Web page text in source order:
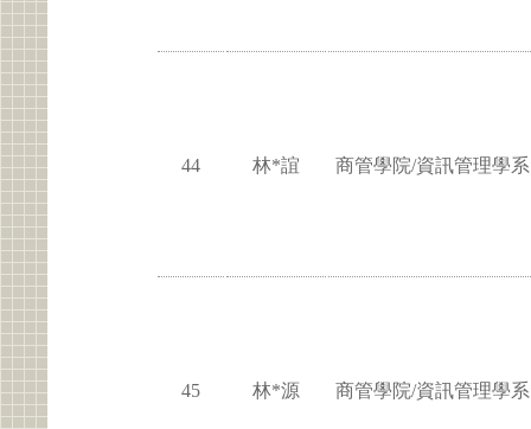
44 林*誼 商管學院/資訊管理學系
45 林*源 商管學院/資訊管理學系